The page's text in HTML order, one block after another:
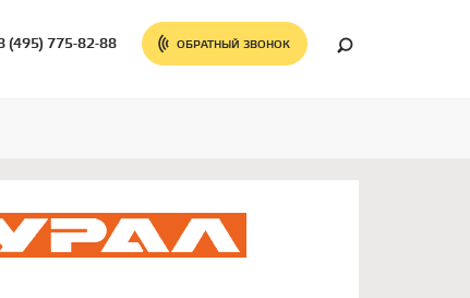
(495) 775-82-88 ОБРАТНЫЙ ЗВОНОК